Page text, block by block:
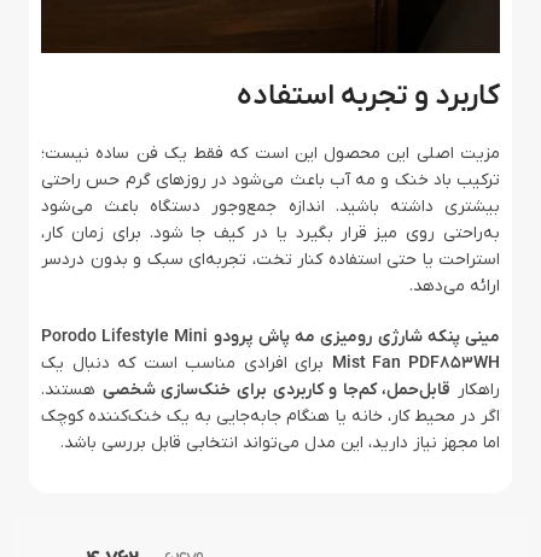
کاربرد و تجربه استفاده
مزیت اصلی این محصول این است که فقط یک فن ساده نیست؛
ترکیب باد خنک و مه آب باعث می‌شود در روزهای گرم حس راحتی
بیشتری داشته باشید. اندازه جمع‌وجور دستگاه باعث می‌شود
به‌راحتی روی میز قرار بگیرد یا در کیف جا شود. برای زمان کار،
استراحت یا حتی استفاده کنار تخت، تجربه‌ای سبک و بدون دردسر
ارائه می‌دهد.
مینی پنکه شارژی رومیزی مه پاش پرودو Porodo Lifestyle Mini
Mist Fan PDF853WH برای افرادی مناسب است که دنبال یک
راهکار قابل‌حمل، کم‌جا و کاربردی برای خنک‌سازی شخصی هستند.
اگر در محیط کار، خانه یا هنگام جابه‌جایی به یک خنک‌کننده کوچک
اما مجهز نیاز دارید، این مدل می‌تواند انتخابی قابل بررسی باشد.